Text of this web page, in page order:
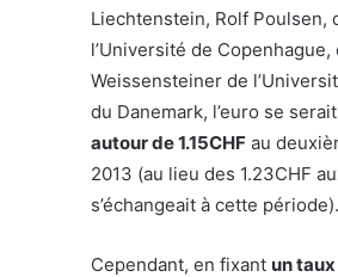
Liechtenstein, Rolf Poulsen,
l’Université de Copenhague,
Weissensteiner de
du Danemark, l’euro se
autour de 1.15CHF au
2013 (au lieu des 1.23CHF
s’échangeait à cette période).
Cependant, en fixant un